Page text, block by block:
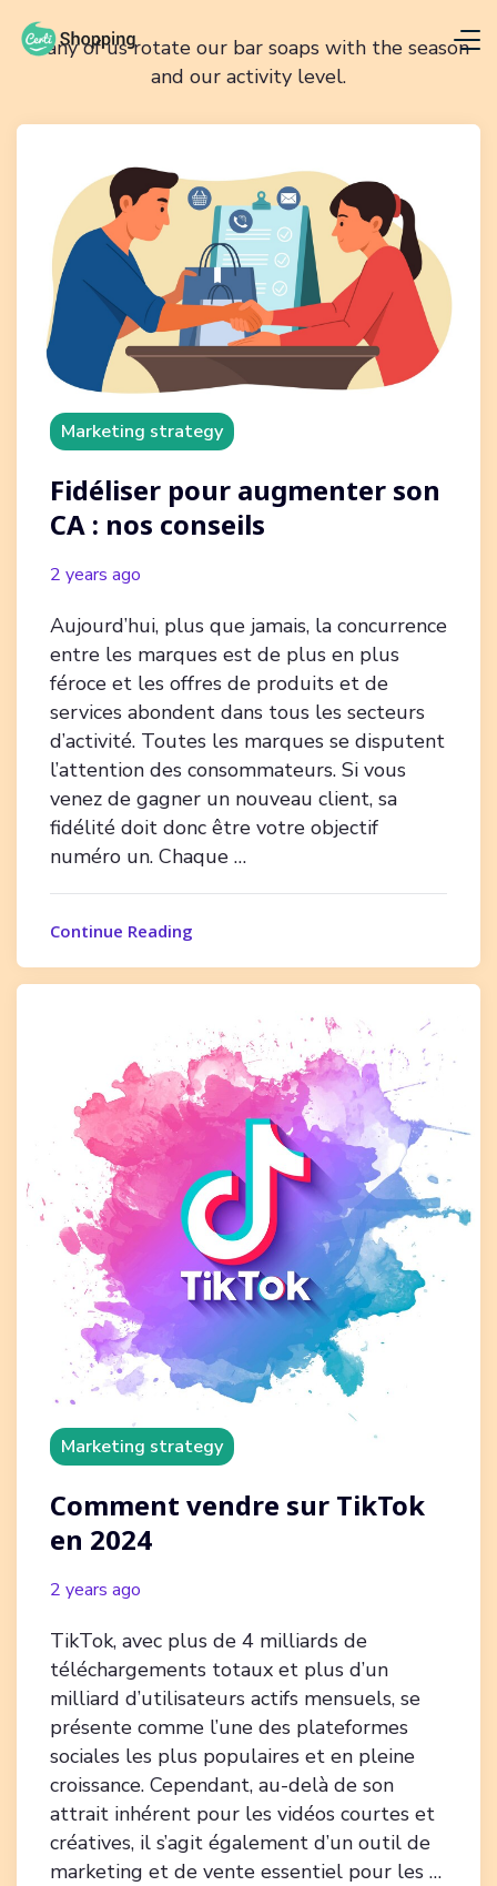
Many of us rotate our bar soaps with the season
and our activity level.
Marketing strategy
Fidéliser pour augmenter son
CA : nos conseils
2 years ago
Aujourd’hui, plus que jamais, la concurrence
entre les marques est de plus en plus
féroce et les offres de produits et de
services abondent dans tous les secteurs
d’activité. Toutes les marques se disputent
l’attention des consommateurs. Si vous
venez de gagner un nouveau client, sa
fidélité doit donc être votre objectif
numéro un. Chaque …
Continue Reading
Marketing strategy
Comment vendre sur TikTok
en 2024
2 years ago
TikTok, avec plus de 4 milliards de
téléchargements totaux et plus d’un
milliard d’utilisateurs actifs mensuels, se
présente comme l’une des plateformes
sociales les plus populaires et en pleine
croissance. Cependant, au-delà de son
attrait inhérent pour les vidéos courtes et
créatives, il s’agit également d’un outil de
marketing et de vente essentiel pour les …